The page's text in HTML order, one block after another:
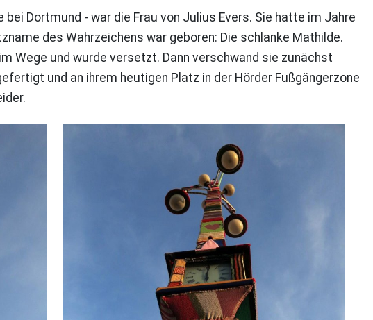
Dortmund - war die Frau von Julius Evers. Sie hatte im Jahre
des Wahrzeichens war geboren: Die schlanke Mathilde.
Wege und wurde versetzt. Dann verschwand sie zunächst
und an ihrem heutigen Platz in der Hörder Fußgängerzone